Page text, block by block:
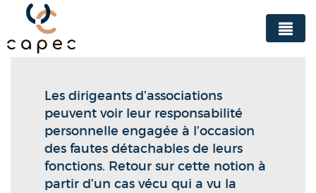
Panneau de gestion des cookies
Les dirigeants d’associations
peuvent voir leur responsabilité
personnelle engagée à l’occasion
des fautes détachables de leurs
fonctions. Retour sur cette notion à
partir d’un cas vécu qui a vu la